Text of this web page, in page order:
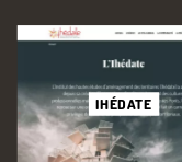
IHÉDATE